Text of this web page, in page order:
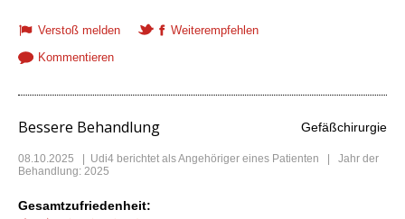
Verstoß melden
Weiterempfehlen
Kommentieren
Bessere Behandlung Gefäßchirurgie
08.10.2025 Udi4 berichtet als Angehöriger eines Patienten | Jahr der
Behandlung: 2025
Gesamtzufriedenheit: